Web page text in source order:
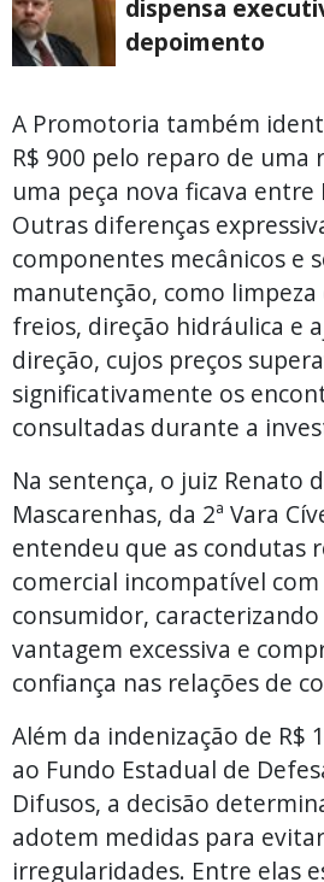
dispensa
depoimento
A Promotoria também
R$ 900 pelo reparo de uma
uma peça nova ficava entre
Outras diferenças
componentes mecânicos e
manutenção, como
freios, direção hidráulica e
direção, cujos preços
significativamente os
consultadas durante a
Na sentença, o juiz Renato
Mascarenhas, da 2ª Vara
entendeu que as condutas
comercial incompatível
consumidor,
vantagem excessiva e
confiança nas relações de
Além da indenização de R$
ao Fundo Estadual de
Difusos, a decisão
adotem medidas para
irregularidades. Entre elas